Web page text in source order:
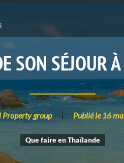
SON SÉJOUR
Property group Publié le 16
Que faire en Thaïlande